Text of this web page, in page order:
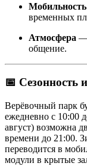
Мобильность
временных
Атмосфера —
общение.
📅 Сезонность
Верёвочный парк
ежедневно с 10:00
август) возможна
времени до 21:00.
переводится в
модули в крытые